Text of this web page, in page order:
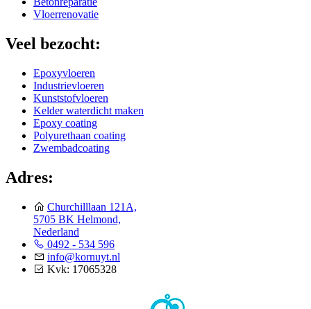
Vloerrenovatie
Veel bezocht:
Epoxyvloeren
Industrievloeren
Kunststofvloeren
Kelder waterdicht maken
Epoxy coating
Polyurethaan coating
Zwembadcoating
Adres:
Churchilllaan 121A,
5705 BK Helmond,
Nederland
0492 - 534 596
info@kornuyt.nl
Kvk: 17065328